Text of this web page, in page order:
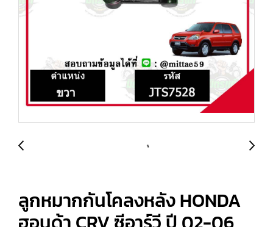
ลูกหมากกันโคลงหลัง HONDA